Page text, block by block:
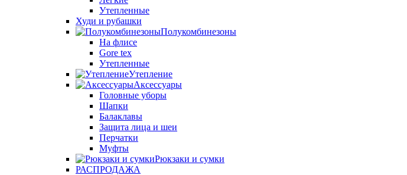
Утепленные
Худи и рубашки
Полукомбинезоны
На флисе
Gore tex
Утепленные
Утепление
Аксессуары
Головные уборы
Шапки
Балаклавы
Защита лица и шеи
Перчатки
Муфты
Рюкзаки и сумки
РАСПРОДАЖА